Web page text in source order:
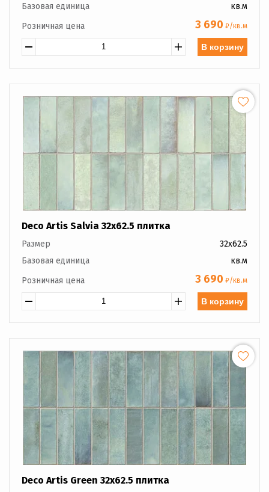
Базовая единица
кв.м
Розничная цена
3 690 ₽/кв.м
В корзину
Deco Artis Salvia 32x62.5 плитка
Размер
32x62.5
Базовая единица
кв.м
Розничная цена
3 690 ₽/кв.м
В корзину
Deco Artis Green 32x62.5 плитка